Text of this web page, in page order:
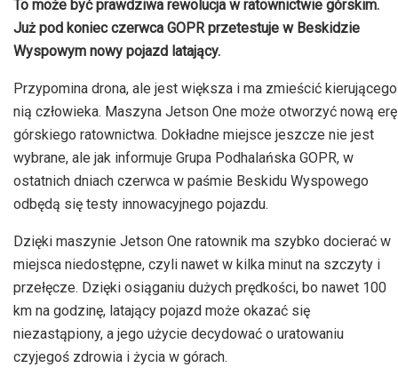
To może być prawdziwa rewolucja w ratownictwie górskim.
Już pod koniec czerwca GOPR przetestuje w Beskidzie
Wyspowym nowy pojazd latający.
Przypomina drona, ale jest większa i ma zmieścić kierującego
nią człowieka. Maszyna Jetson One może otworzyć nową erę
górskiego ratownictwa. Dokładne miejsce jeszcze nie jest
wybrane, ale jak informuje Grupa Podhalańska GOPR, w
ostatnich dniach czerwca w paśmie Beskidu Wyspowego
odbędą się testy innowacyjnego pojazdu.
Dzięki maszynie Jetson One ratownik ma szybko docierać w
miejsca niedostępne, czyli nawet w kilka minut na szczyty i
przełęcze. Dzięki osiąganiu dużych prędkości, bo nawet 100
km na godzinę, latający pojazd może okazać się
niezastąpiony, a jego użycie decydować o uratowaniu
czyjegoś zdrowia i życia w górach.